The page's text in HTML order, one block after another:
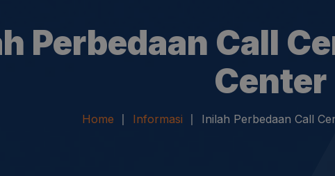
Perbedaan Call
Center
Home Informasi Inilah Perbedaan Call